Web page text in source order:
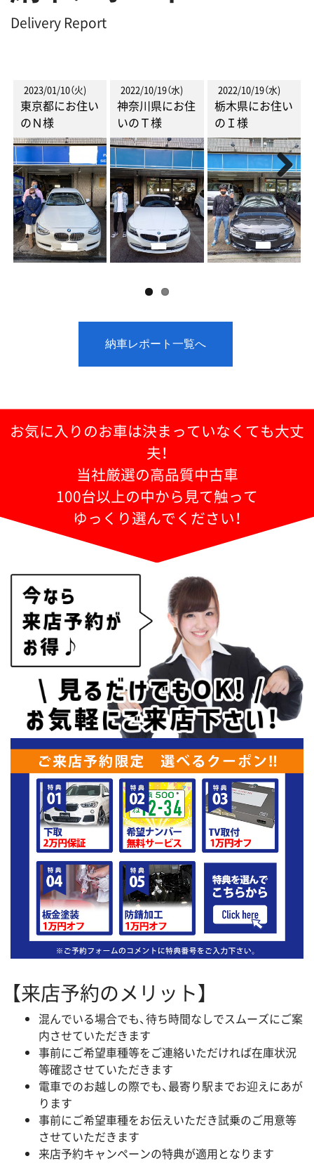
Delivery Report
2023/01/10（火)
東京都にお住い
のＮ様
2022/10/19（水)
神奈川県にお住
いのＴ様
2022/10/19（水)
栃木県にお住い
のＩ様
Next
納車レポート一覧へ
お気に入りのお車は決まっていなくても大丈
夫！
当社厳選の高品質中古車
100台以上の中から見て触って
ゆっくり選んでください！
【来店予約のメリット】
混んでいる場合でも、待ち時間なしでスムーズにご案
内させていただきます
事前にご希望車種等をご連絡いただければ在庫状況
等確認させていただきます
電車でのお越しの際でも、最寄り駅までお迎えにあが
ります
事前にご希望車種をお伝えいただき試乗のご用意等
させていただきます
来店予約キャンペーンの特典が適用となります